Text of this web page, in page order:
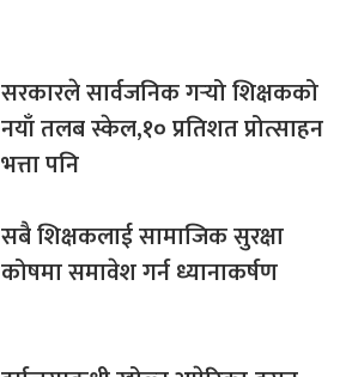
सरकारले सार्वजनिक गर्‍यो शिक्षकको
नयाँ तलब स्केल,१० प्रतिशत प्रोत्साहन
भत्ता पनि
सबै शिक्षकलाई सामाजिक सुरक्षा
कोषमा समावेश गर्न ध्यानाकर्षण